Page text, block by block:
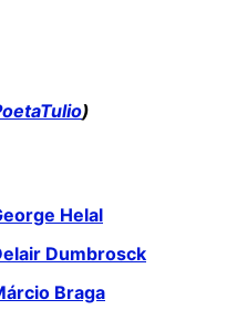
)
Helal
Dumbrosck
Braga